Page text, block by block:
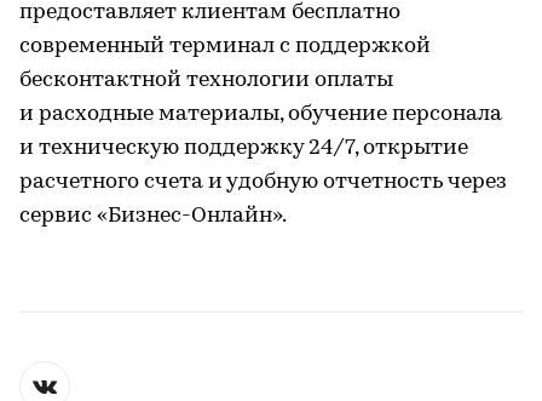
предоставляет клиентам бесплатно
современный терминал с поддержкой
бесконтактной технологии оплаты
и расходные материалы, обучение персонала
и техническую поддержку 24/7, открытие
расчетного счета и удобную отчетность через
сервис «Бизнес-Онлайн».